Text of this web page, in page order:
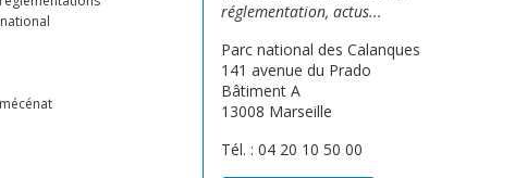
réglementation, actus...
Parc national des Calanques
141 avenue du Prado
Bâtiment A
13008 Marseille
Tél. : 04 20 10 50 00